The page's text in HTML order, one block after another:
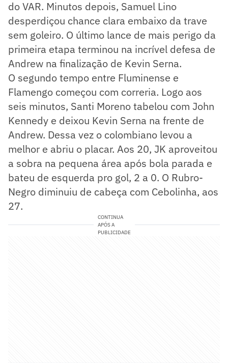
do VAR. Minutos depois, Samuel Lino
desperdiçou chance clara embaixo da trave
sem goleiro. O último lance de mais perigo da
primeira etapa terminou na incrível defesa de
Andrew na finalização de Kevin Serna.
O segundo tempo entre Fluminense e
Flamengo começou com correria. Logo aos
seis minutos, Santi Moreno tabelou com John
Kennedy e deixou Kevin Serna na frente de
Andrew. Dessa vez o colombiano levou a
melhor e abriu o placar. Aos 20, JK aproveitou
a sobra na pequena área após bola parada e
bateu de esquerda pro gol, 2 a 0. O Rubro-
Negro diminuiu de cabeça com Cebolinha, aos
27.
CONTINUA
APÓS A
PUBLICIDADE